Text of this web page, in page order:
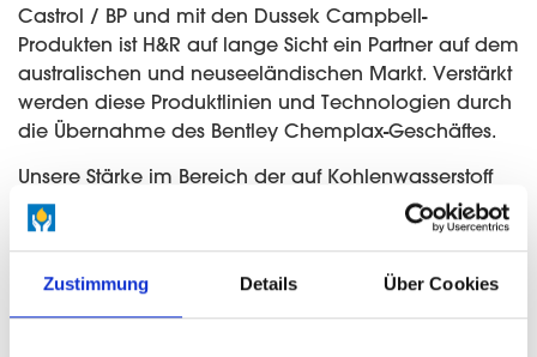
Zustimmung Details Über Cookies
Castrol / BP und mit den Dussek Campbell-
Produkten ist H&R auf lange Sicht ein Partner auf dem
australischen und neuseeländischen Markt. Verstärkt
werden diese Produktlinien und Technologien durch
die Übernahme des Bentley Chemplax-Geschäftes.
Unsere Stärke im Bereich der auf Kohlenwasserstoff
basierenden Emulsionen mit Schwerpunkt
auf wachsbasierenden Emulsionen ermöglicht es
den Markt Australiens bei der Entwicklung und
Unterstützung dieser Technologie anzuführen. Ergänzt